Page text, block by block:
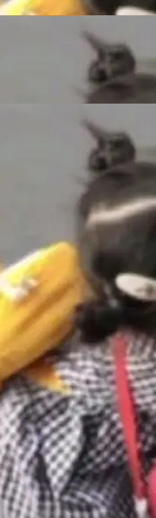
的经
Muse
些后
度
。
T
拷贝
基
平将
信组
了一
），
景的
技术
署，
业已
云模
着 AI
组织
性、
数据
，公
求。
较...
人工
能在
能、
信服
各行
态逐
只是
下，
及持
网关
本治
、管
一。
一。
Jeff D
。 他
十多
共同
，Se
一轮
补
州无
位全